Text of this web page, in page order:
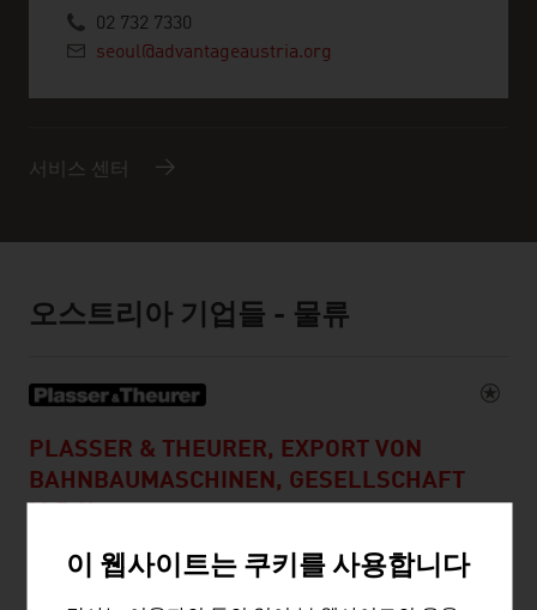
02 732 7330
seoul@advantageaustria.org
서비스 센터
오스트리아 기업들 - 물류
PLASSER & THEURER, EXPORT VON
BAHNBAUMASCHINEN, GESELLSCHAFT
오스트리아의 가족 경영 기업인 Plasser & Theurer 사는
이 웹사이트는 쿠키를 사용합니다